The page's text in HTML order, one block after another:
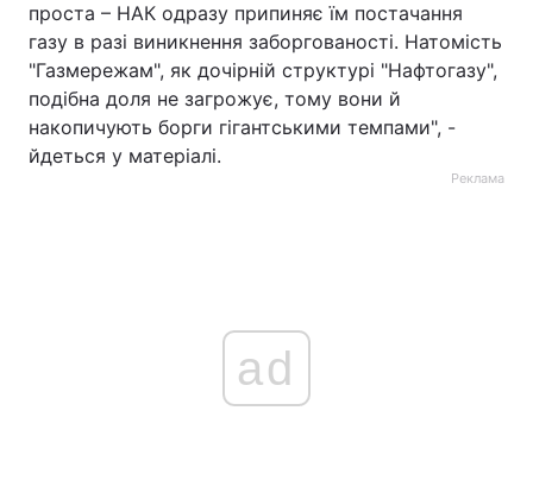
проста – НАК одразу припиняє їм постачання
газу в разі виникнення заборгованості. Натомість
"Газмережам", як дочірній структурі "Нафтогазу",
подібна доля не загрожує, тому вони й
накопичують борги гігантськими темпами", -
йдеться у матеріалі.
Реклама
ad